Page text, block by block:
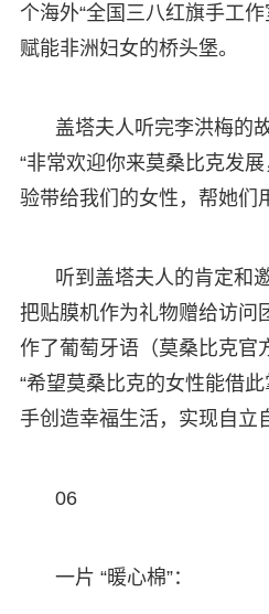
个海外“全国三八红旗手工
赋能非洲妇女的桥头堡。
盖塔夫人听完李洪梅的
“非常欢迎你来莫桑比克发
验带给我们的女性，帮她们
听到盖塔夫人的肯定和
把贴膜机作为礼物赠给访问
作了葡萄牙语（莫桑比克官
“希望莫桑比克的女性能借
手创造幸福生活，实现自立
06
一片 “暖心棉”：